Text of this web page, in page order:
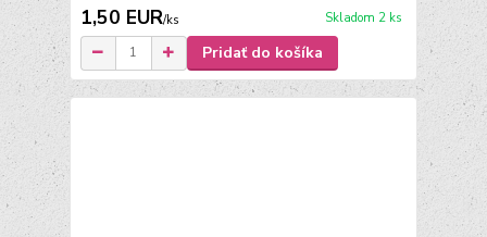
1,50 EUR/ks Skladom 2 ks
Pridať do košíka